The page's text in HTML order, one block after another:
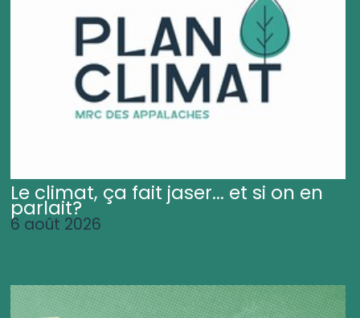
Le climat, ça fait jaser... et si on en
parlait?
6 août 2026